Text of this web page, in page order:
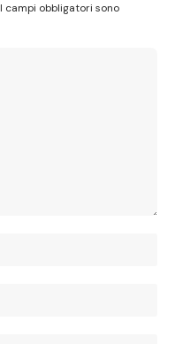
I campi obbligatori sono